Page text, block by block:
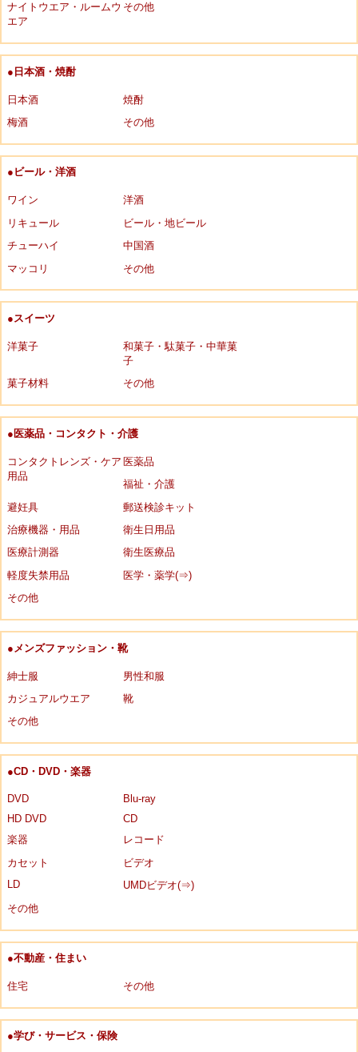
ナイトウエア・ルームウ
エア
その他
●日本酒・焼酎
日本酒
焼酎
梅酒
その他
●ビール・洋酒
ワイン
洋酒
リキュール
ビール・地ビール
チューハイ
中国酒
マッコリ
その他
●スイーツ
洋菓子
和菓子・駄菓子・中華菓
子
菓子材料
その他
●医薬品・コンタクト・介護
コンタクトレンズ・ケア
用品
医薬品
福祉・介護
避妊具
郵送検診キット
治療機器・用品
衛生日用品
医療計測器
衛生医療品
軽度失禁用品
医学・薬学(⇒)
その他
●メンズファッション・靴
紳士服
男性和服
カジュアルウエア
靴
その他
●CD・DVD・楽器
DVD
Blu-ray
HD DVD
CD
楽器
レコード
カセット
ビデオ
LD
UMDビデオ(⇒)
その他
●不動産・住まい
住宅 その他
●学び・サービス・保険